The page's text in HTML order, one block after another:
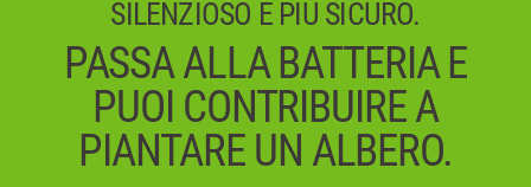
SILENZIOSO E PIÙ SICURO.
PASSA ALLA BATTERIA E
PUOI CONTRIBUIRE A
PIANTARE UN ALBERO.